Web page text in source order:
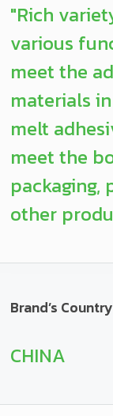
"Rich
various
meet the
materials
melt
meet the
packaging,
other
Brand’s
CHINA